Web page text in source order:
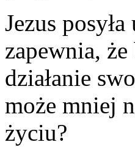
Jezus
zapewnia,
działanie
może mniej
życiu?